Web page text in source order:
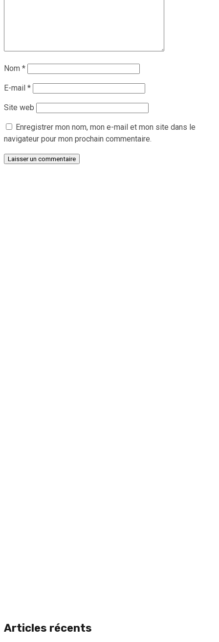
Nom *
E-mail *
Site web
Enregistrer mon nom, mon e-mail et mon site dans le
navigateur pour mon prochain commentaire.
Articles récents